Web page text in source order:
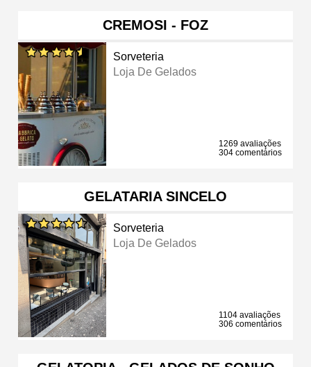
CREMOSI - FOZ
Sorveteria
Loja De Gelados
1269 avaliações
304 comentários
GELATARIA SINCELO
Sorveteria
Loja De Gelados
1104 avaliações
306 comentários